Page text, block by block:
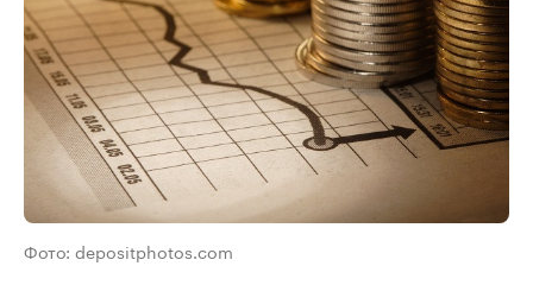
Фото: depositphotos.com